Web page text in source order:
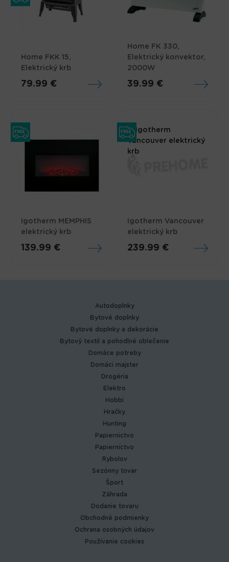
Home FKK 15,
Elektrický krb
79.99 €
Home FK 330,
Elektrický konvektor,
2000W
39.99 €
Igotherm MEMPHIS
elektrický krb
139.99 €
Igotherm Vancouver
elektrický krb
239.99 €
Autodoplnky
Bytové doplnky
Bytové doplnky a dekorácie
Bytový textil a pohodlné oblečenie
Domáce potreby
Domáci majster
Drogéria
Elektro
Hobbi
Hračky
Hunting
Papiernictvo
Papierníctvo
Rybolov
Sezónny tovar
Šport
Záhrada
Dodanie tovaru
Obchodné podmienky
Ochrana osobných údajov
Používanie cookies